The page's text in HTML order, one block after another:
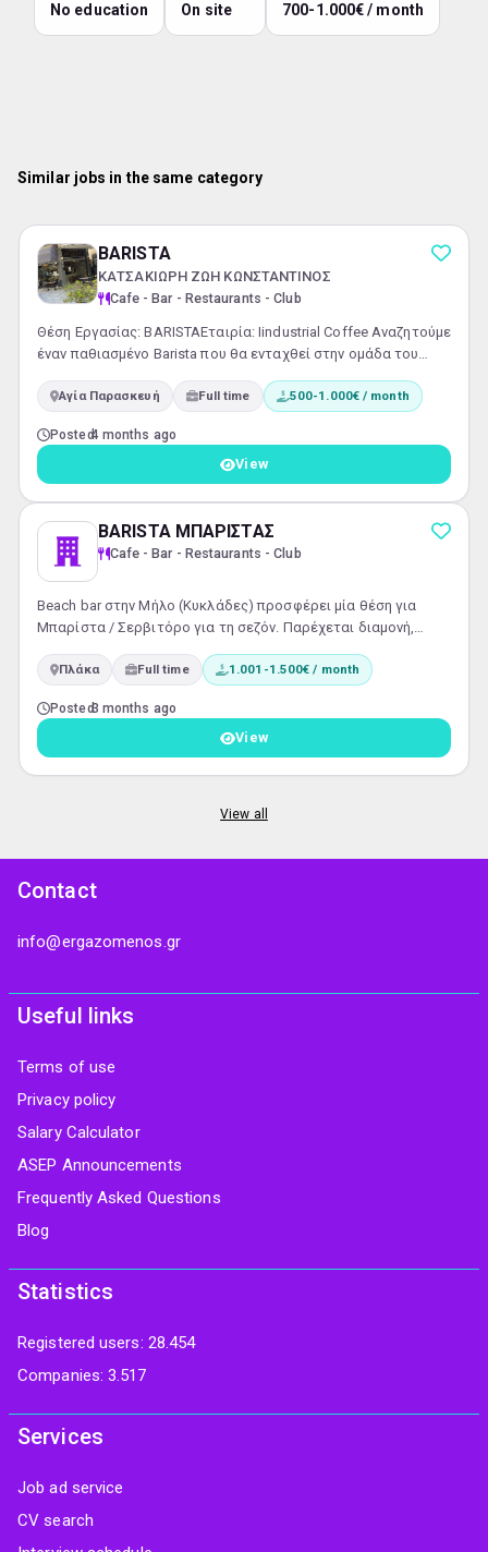
No education On site 700-1.000€ / month
Similar jobs in the same category
BARISTA
ΚΑΤΣΑΚΙΩΡΗ ΖΩΗ ΚΩΝΣΤΑΝΤΙΝΟΣ
Cafe - Bar - Restaurants - Club
Θέση Εργασίας: BARISTAΕταιρία: Ιindustrial Coffee Αναζητούμε
έναν παθιασμένο Barista που θα ενταχθεί στην ομάδα του
εργάζεστε σε ένα δυναμικό και φιλικό περιβάλλον, τότε αυτή
Παρασκευή και σερβίρισμα ποιοτικού καφέ και άλλων
ροφημάτων.Εξυπηρέτηση πελατών με χαμόγελο και
επαγγελματισμό.Υποσ...
Αγία Παρασκευή Full time 500-1.000€ / month
Posted4 months ago
View
BARISTA ΜΠΑΡΙΣΤΑΣ
Cafe - Bar - Restaurants - Club
Βeach bar στην Μήλο (Κυκλάδες) προσφέρει μία θέση για
Μπαρίστα / Σερβιτόρο για τη σεζόν. Παρέχεται διαμονή,
και όλα τα νόμιμα. Αποστολή πλήρους βιογραφικού και
Πλάκα Full time 1.001-1.500€ / month
Posted3 months ago
View
View all
Contact
info@ergazomenos.gr
Useful links
Terms of use
Privacy policy
Salary Calculator
ASEP Announcements
Frequently Asked Questions
Blog
Statistics
Registered users: 28.454
Companies: 3.517
Services
Job ad service
CV search